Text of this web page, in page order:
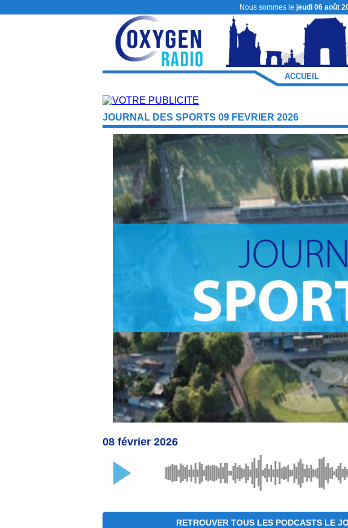
Nous sommes le jeudi 06 août
ACCUEIL
JOURNAL DES SPORTS 09 FEVRIER 2026
08 février 2026
RETROUVER TOUS LES PODCASTS LE